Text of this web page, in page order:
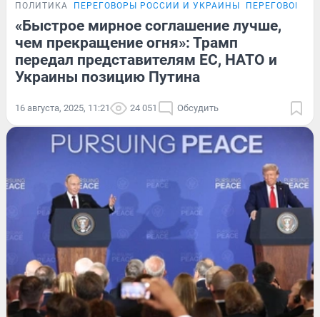
ПОЛИТИКА ПЕРЕГОВОРЫ РОССИИ И УКРАИНЫ ПЕРЕГОВОРЫ
«Быстрое мирное соглашение лучше,
чем прекращение огня»: Трамп
передал представителям ЕС, НАТО и
Украины позицию Путина
16 августа, 2025, 11:21 24 051 Обсудить